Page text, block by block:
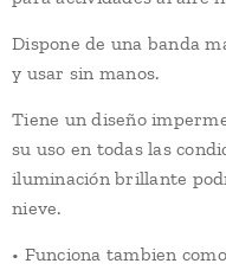
Dispone de una banda
y usar sin manos.
Tiene un diseño
su uso en todas las
iluminación brillante
nieve.
• Funciona tambien